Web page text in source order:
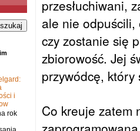
przesłuchiwani,
ale nie odpuścili,
czy zostanie się
zbiorowość. Jej
przywódcę, który
Co kreuje zatem
i
rok